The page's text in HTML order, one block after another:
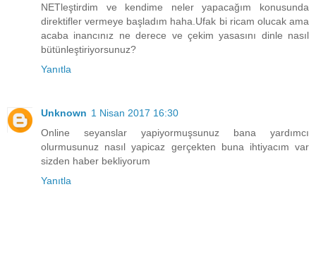
NETleştirdim ve kendime neler yapacağım konusunda
direktifler vermeye başladım haha.Ufak bi ricam olucak ama
acaba inancınız ne derece ve çekim yasasını dinle nasıl
bütünleştiriyorsunuz?
Yanıtla
Unknown 1 Nisan 2017 16:30
Online seyanslar yapiyormuşsunuz bana yardımcı
olurmusunuz nasıl yapicaz gerçekten buna ihtiyacım var
sizden haber bekliyorum
Yanıtla